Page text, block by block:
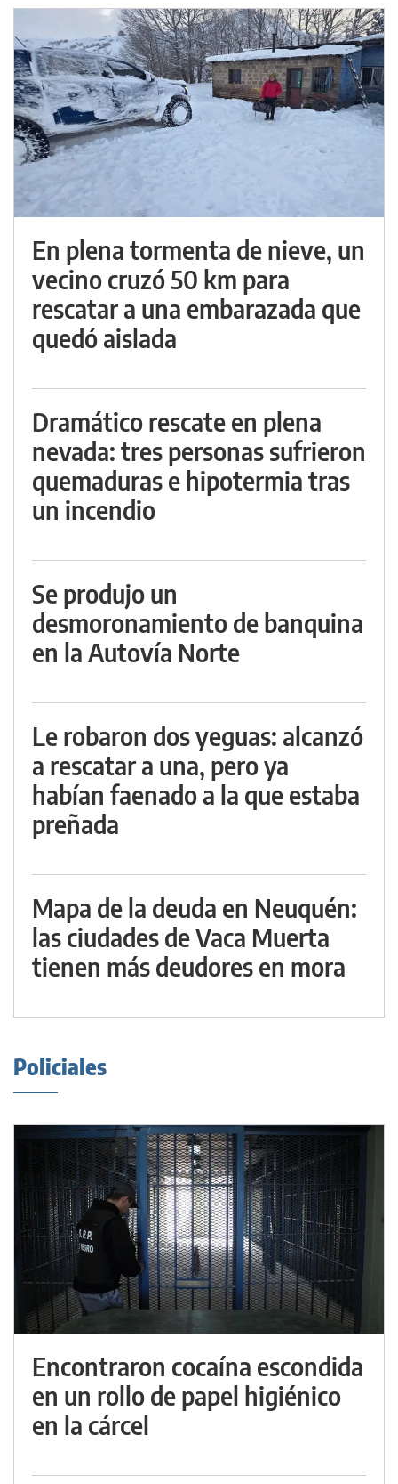
En plena tormenta de nieve, un
vecino cruzó 50 km para
rescatar a una embarazada que
quedó aislada
Dramático rescate en plena
nevada: tres personas sufrieron
quemaduras e hipotermia tras
un incendio
Se produjo un
desmoronamiento de banquina
en la Autovía Norte
Le robaron dos yeguas: alcanzó
a rescatar a una, pero ya
habían faenado a la que estaba
preñada
Mapa de la deuda en Neuquén:
las ciudades de Vaca Muerta
tienen más deudores en mora
Policiales
Encontraron cocaína escondida
en un rollo de papel higiénico
en la cárcel